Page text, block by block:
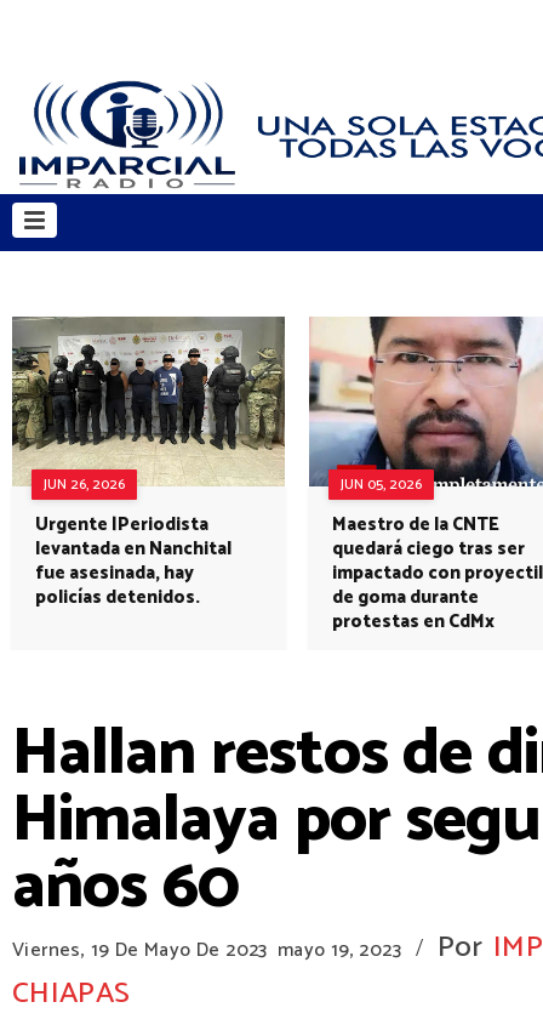
JUN 26, 2026
Urgente |Periodista
levantada en Nanchital
fue asesinada, hay
policías detenidos.
JUN 05, 2026
Maestro de la CNTE
quedará ciego tras ser
impactado con proyectil
de goma durante
protestas en CdMx
Hallan restos de
Himalaya por
años 60
Viernes, 19 De Mayo De 2023 mayo 19, 2023 / Por
CHIAPAS